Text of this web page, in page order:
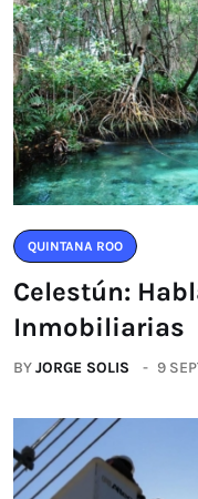
QUINTANA ROO
Celestún:
Inmobiliarias
BYJORGE SOLIS 9